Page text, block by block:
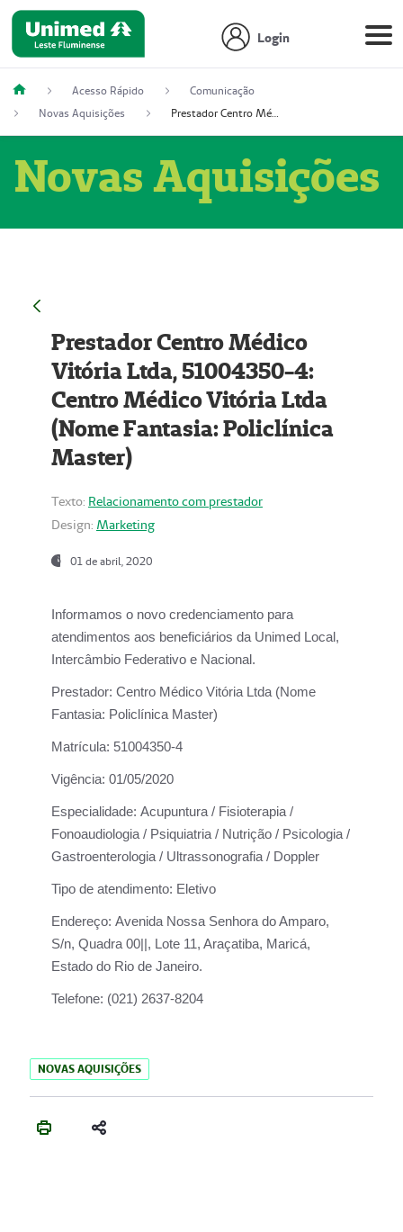
Login
Acesso Rápido
Comunicação
Novas Aquisições
Prestador Centro Médico Vitória Ltda, 51004350-4: Centro Médico Vitória Ltda (Nome Fantasia: Policlínica Master)
Novas Aquisições
Prestador Centro Médico
Vitória Ltda, 51004350-4:
Centro Médico Vitória Ltda
(Nome Fantasia: Policlínica
Master)
Texto: Relacionamento com prestador
Design: Marketing
01 de abril, 2020
Informamos o novo credenciamento para
atendimentos aos beneficiários da Unimed Local,
Intercâmbio Federativo e Nacional.
Prestador: Centro Médico Vitória Ltda (Nome
Fantasia: Policlínica Master)
Matrícula: 51004350-4
Vigência: 01/05/2020
Especialidade: Acupuntura / Fisioterapia /
Fonoaudiologia / Psiquiatria / Nutrição / Psicologia /
Gastroenterologia / Ultrassonografia / Doppler
Tipo de atendimento: Eletivo
Endereço: Avenida Nossa Senhora do Amparo,
S/n, Quadra 00||, Lote 11, Araçatiba, Maricá,
Estado do Rio de Janeiro.
Telefone: (021) 2637-8204
NOVAS AQUISIÇÕES